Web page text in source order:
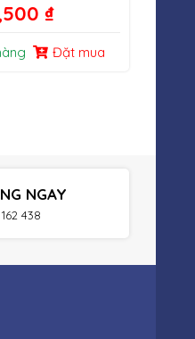
₫
Đặt mua
NGAY
438